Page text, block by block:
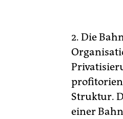
2. Die
Struktur.
einer